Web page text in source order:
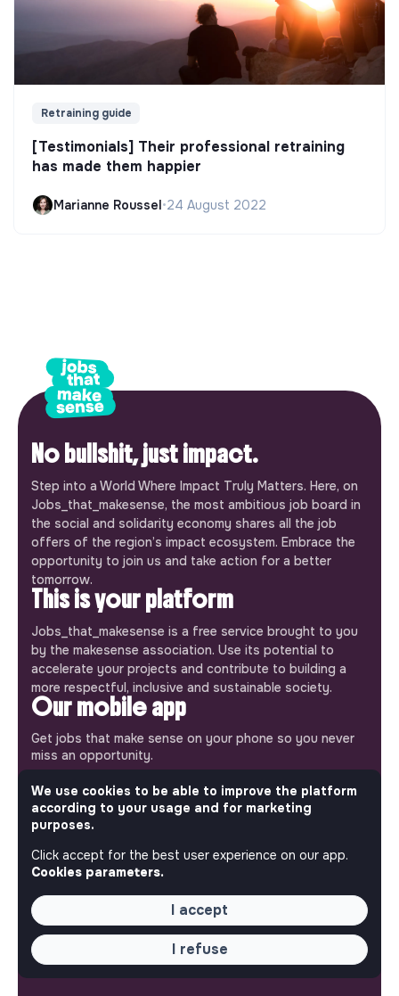
Retraining guide
[Testimonials] Their professional retraining
has made them happier
Marianne Roussel•24 August 2022
No bullshit, just impact.
Step into a World Where Impact Truly Matters. Here, on
Jobs_that_makesense, the most ambitious job board in
the social and solidarity economy shares all the job
offers of the region’s impact ecosystem. Embrace the
opportunity to join us and take action for a better
tomorrow.
This is your platform
Jobs_that_makesense is a free service brought to you
by the makesense association. Use its potential to
accelerate your projects and contribute to building a
more respectful, inclusive and sustainable society.
Our mobile app
Get jobs that make sense on your phone so you never
miss an opportunity.
iPhone Android
ABOUT
More about Jobs
Our mission and impact
Makesense NGO
We use cookies to be able to improve the platform
according to your usage and for marketing
purposes.
Click accept for the best user experience on our app.
Cookies parameters.
I accept
I refuse